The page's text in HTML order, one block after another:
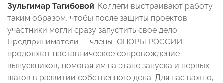
Зульгимар Тагибовой. Коллеги выстраивают работу
таким образом, чтобы после защиты проектов
участники могли сразу запустить свое дело.
Предприниматели — члены “ОПОРЫ РОССИИ”
продолжат наставническое сопровождение
выпускников, помогая им на этапе запуска и первых
шагов в развитии собственного дела. Для нас важно,